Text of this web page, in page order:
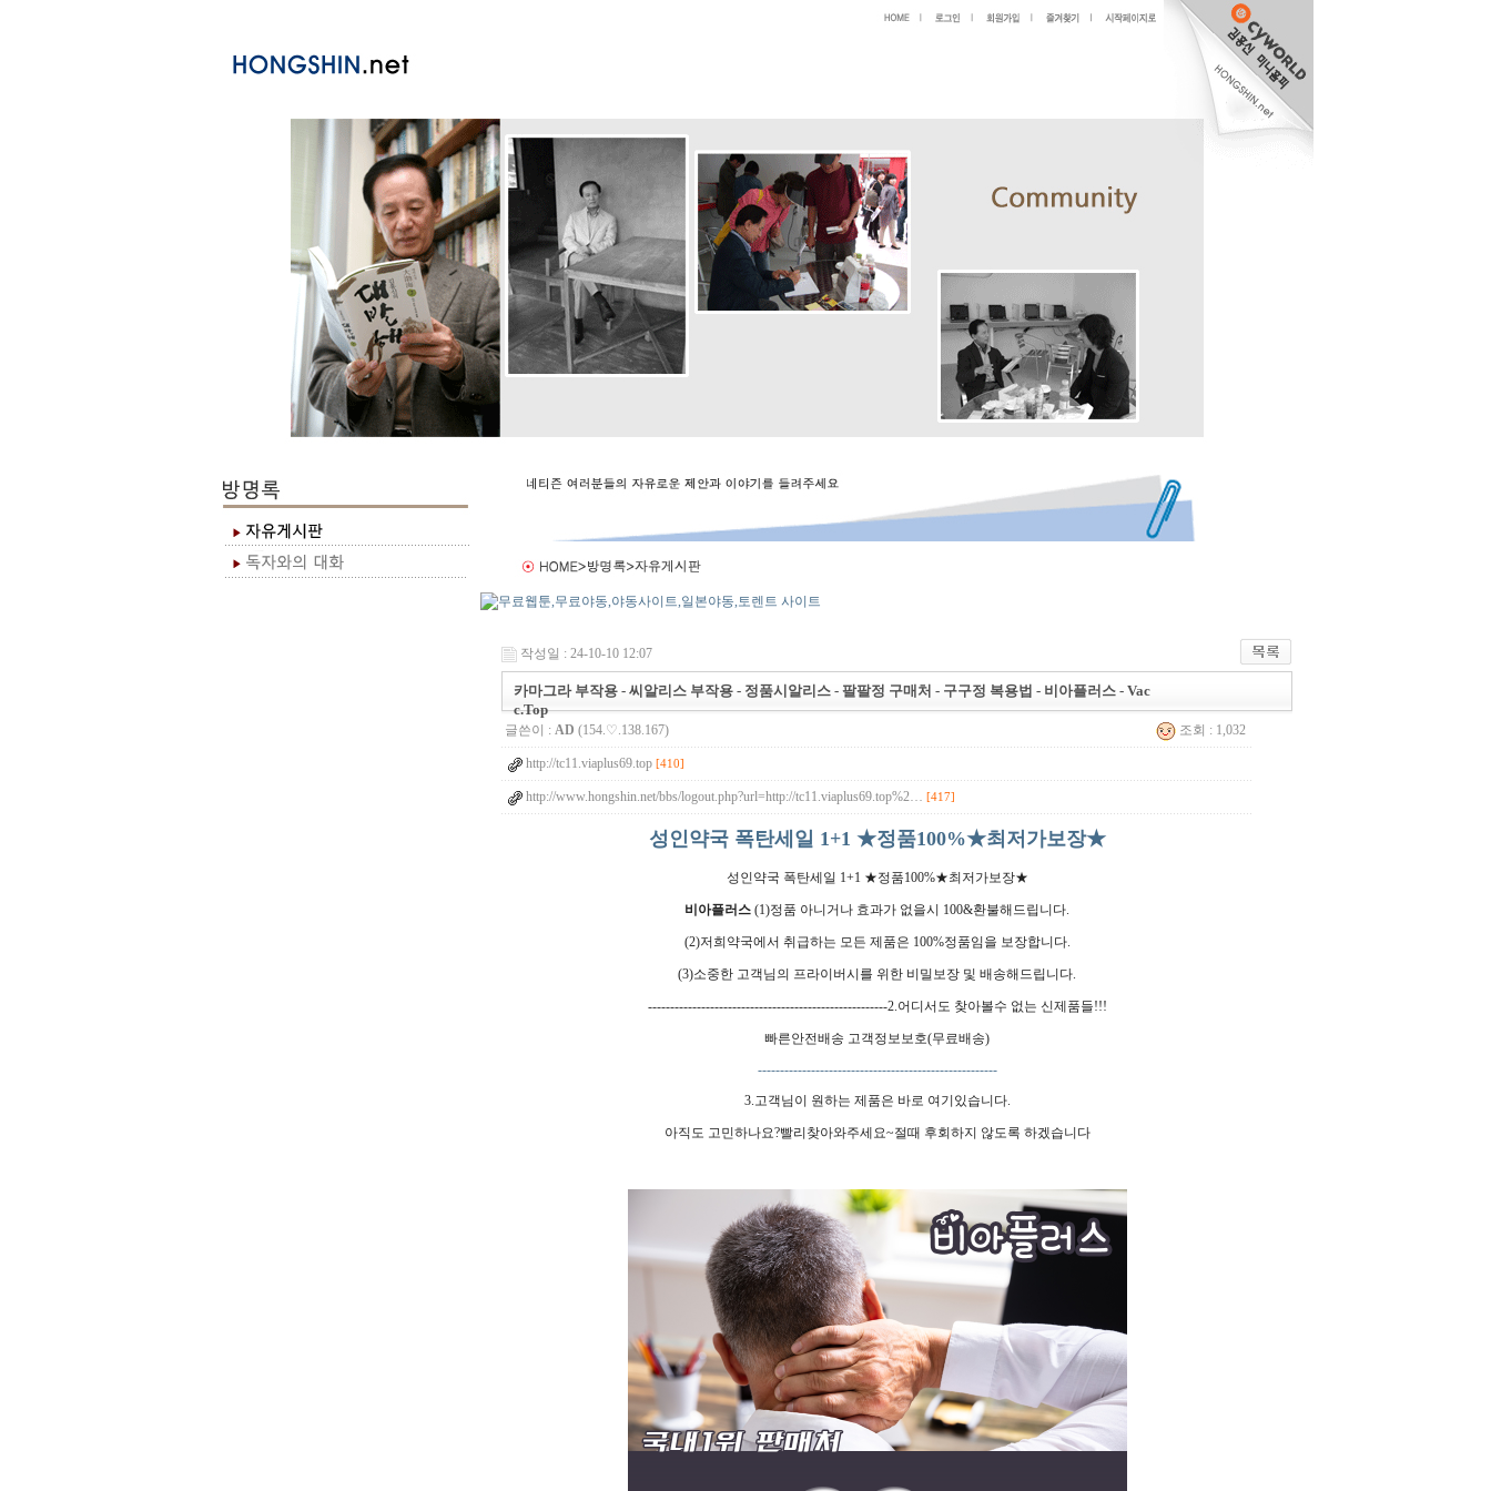
작성일 : 24-10-10 12:07
카마그라 부작용 - 씨알리스 부작용 - 정품시알리스 - 팔팔정 구매처 - 구구정 복용법 - 비아플러스 - Vac
c.Top
글쓴이 : AD (154.♡.138.167) 조회 : 1,032
http://tc11.viaplus69.top [410]
http://www.hongshin.net/bbs/logout.php?url=http://tc11.viaplus69.top%2… [417]
성인약국 폭탄세일 1+1 ★정품100%★최저가보장★
성인약국 폭탄세일 1+1 ★정품100%★최저가보장★
비아플러스 (1)정품 아니거나 효과가 없을시 100&환불해드립니다.
(2)저희약국에서 취급하는 모든 제품은 100%정품임을 보장합니다.
(3)소중한 고객님의 프라이버시를 위한 비밀보장 및 배송해드립니다.
------------------------------------------------------2.어디서도 찾아볼수 없는 신제품들!!!
빠른안전배송 고객정보보호(무료배송)
------------------------------------------------------
3.고객님이 원하는 제품은 바로 여기있습니다.
아직도 고민하나요?빨리찾아와주세요~절때 후회하지 않도록 하겠습니다